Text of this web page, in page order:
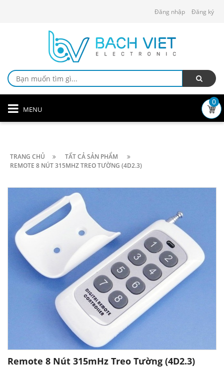
Đăng nhập Đăng ký
MENU
0
TRANG CHỦ
TẤT CẢ SẢN PHẨM
REMOTE 8 NÚT 315MHZ TREO TƯỜNG (4D2.3)
Remote 8 Nút 315mHz Treo Tường (4D2.3)